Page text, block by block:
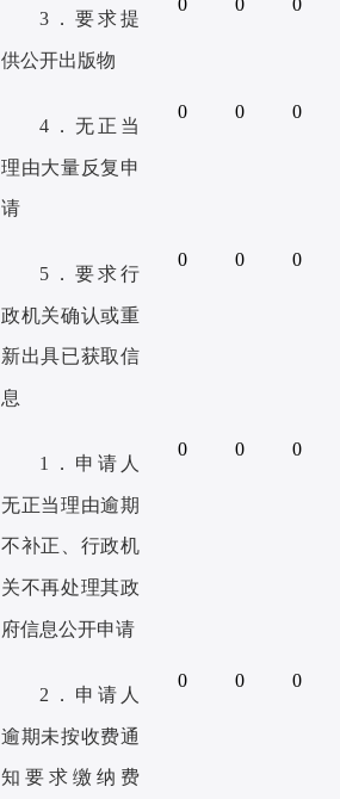
3．要求提
供公开出版物
4．无正当
理由大量反复申
请
0 0 0
5．要求行
政机关确认或重
新出具已获取信
息
0 0 0
1．申请人
无正当理由逾期
不补正、行政机
关不再处理其政
府信息公开申请
0 0 0
2．申请人
逾期未按收费通
知要求缴纳 费
0 0 0